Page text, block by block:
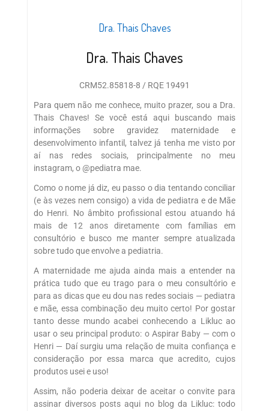
Dra. Thais Chaves
Dra. Thais Chaves
CRM52.85818-8 / RQE 19491
Para quem não me conhece, muito prazer, sou a Dra.
Thais Chaves! Se você está aqui buscando mais
informações sobre gravidez maternidade e
desenvolvimento infantil, talvez já tenha me visto por
aí nas redes sociais, principalmente no meu
instagram, o @pediatra mae.
Como o nome já diz, eu passo o dia tentando conciliar
(e às vezes nem consigo) a vida de pediatra e de Mãe
do Henri. No âmbito profissional estou atuando há
mais de 12 anos diretamente com famílias em
consultório e busco me manter sempre atualizada
sobre tudo que envolve a pediatria.
A maternidade me ajuda ainda mais a entender na
prática tudo que eu trago para o meu consultório e
para as dicas que eu dou nas redes sociais — pediatra
e mãe, essa combinação deu muito certo! Por gostar
tanto desse mundo acabei conhecendo a Likluc ao
usar o seu principal produto: o Aspirar Baby — com o
Henri — Daí surgiu uma relação de muita confiança e
consideração por essa marca que acredito, cujos
produtos usei e uso!
Assim, não poderia deixar de aceitar o convite para
assinar diversos posts aqui no blog da Likluc: todo